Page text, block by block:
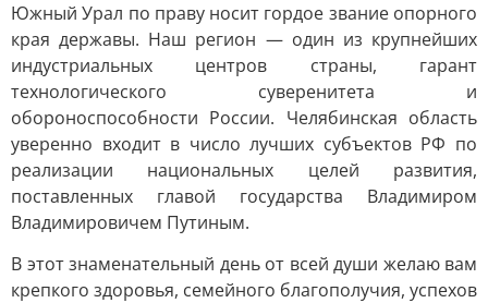
Южный Урал по праву носит гордое звание опорного
края державы. Наш регион — один из крупнейших
индустриальных центров страны, гарант
технологического суверенитета и
обороноспособности России. Челябинская область
уверенно входит в число лучших субъектов РФ по
реализации национальных целей развития,
поставленных главой государства Владимиром
Владимировичем Путиным.
В этот знаменательный день от всей души желаю вам
крепкого здоровья, семейного благополучия, успехов